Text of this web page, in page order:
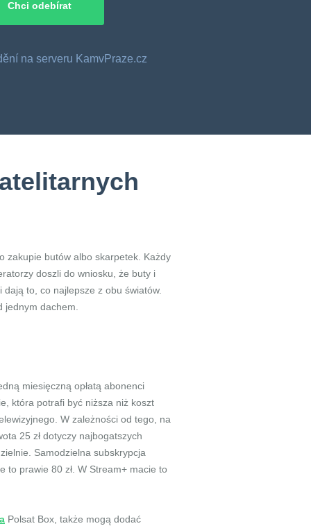
na serveru KamvPraze.cz
zakupie butów albo skarpetek. Każdy
doszli do wniosku, że buty i
to, co najlepsze z obu światów.
jednym dachem.
miesięczną opłatą abonenci
która potrafi być niższa niż koszt
W zależności od tego, na
25 zł dotyczy najbogatszych
Samodzielna subskrypcja
to prawie 80 zł. W Stream+ macie to
Polsat Box, także mogą dodać